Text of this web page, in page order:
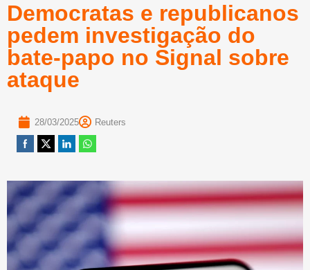
Democratas e republicanos
pedem investigação do
bate-papo no Signal sobre
ataque
28/03/2025 Reuters